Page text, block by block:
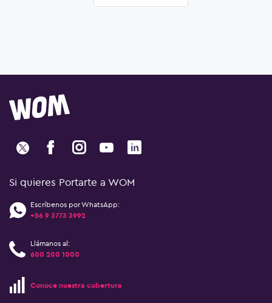
Si quieres Portarte a WOM
Escríbenos por WhatsApp:
+56 9 3773 3992
Llámanos al:
600 200 1000
Conoce nuestra cobertura